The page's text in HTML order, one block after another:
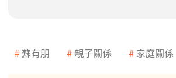
蘇有朋 親子關係 家庭關係